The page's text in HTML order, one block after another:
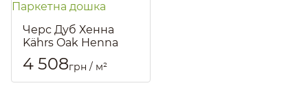
Черс Дуб Хенна
Kährs Oak Henna
13106AEK1NKW185
Паркетна дошка
Артикул:: 1547
4 508грн / м²